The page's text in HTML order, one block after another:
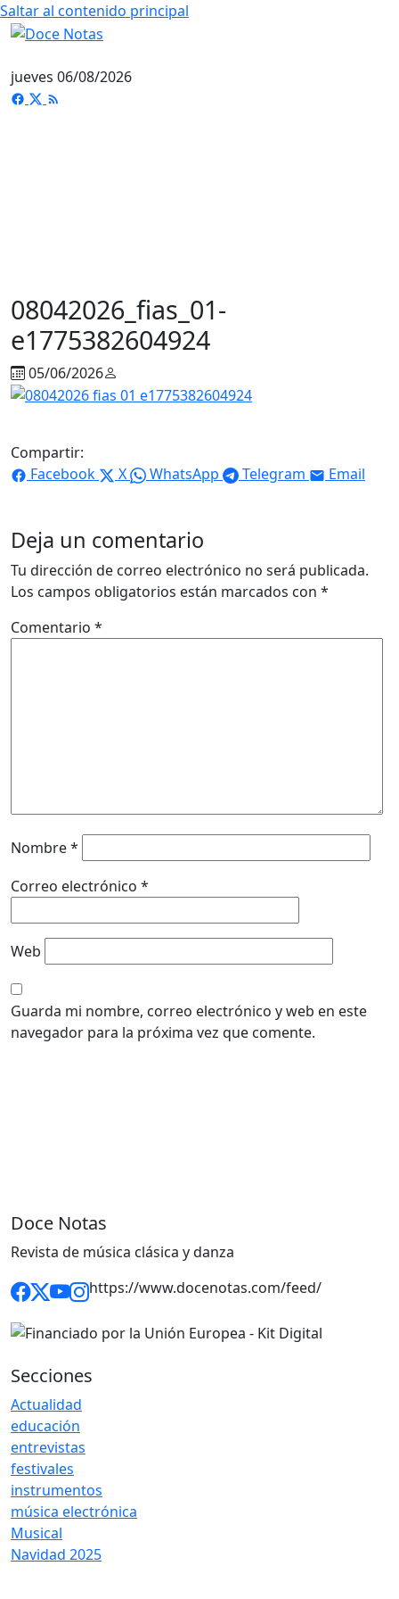
Saltar al contenido principal
jueves 06/08/2026
08042026_fias_01-
e1775382604924
05/06/2026
Compartir:
Facebook
X WhatsApp Telegram Email
Deja un comentario
Tu dirección de correo electrónico no será publicada.
Los campos obligatorios están marcados con *
Comentario *
Nombre*
Correo electrónico *
Web
Guarda mi nombre, correo electrónico y web en este
navegador para la próxima vez que comente.
Doce Notas
Revista de música clásica y danza
https://www.docenotas.com/feed/
Secciones
Actualidad
educación
entrevistas
festivales
instrumentos
música electrónica
Musical
Navidad 2025